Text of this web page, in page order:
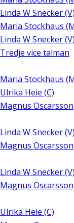
Linda W Snecker
Maria Stockhaus
Linda W Snecker
Tredje vice talman
Maria Stockhaus
Ulrika Heie (C)
Magnus Oscarsson
Linda W Snecker
Magnus Oscarsson
Linda W Snecker
Magnus Oscarsson
Ulrika Heie (C)